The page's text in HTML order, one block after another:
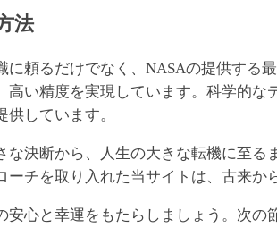
法
頼るだけでなく、NASAの提供する
い精度を実現しています。科学的
しています。
決断から、人生の大きな転機に至る
チを取り入れた当サイトは、古来か
心と幸運をもたらしましょう。次